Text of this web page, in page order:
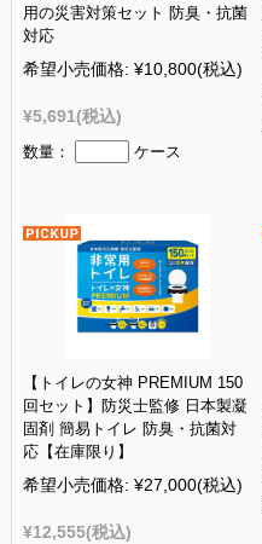
用の災害対策セット 防臭・抗菌
対応
希望小売価格: ¥10,800(税込)
¥5,691(税込)
数量： ケース
【トイレの女神 PREMIUM 150
回セット】防災士監修 日本製凝
固剤 簡易トイレ 防臭・抗菌対
応【在庫限り】
希望小売価格: ¥27,000(税込)
¥12,555(税込)